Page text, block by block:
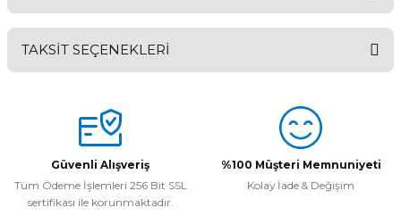
TAKSİT SEÇENEKLERİ
Güvenli Alışveriş
Tüm Ödeme İşlemleri 256 Bit SSL
sertifikası ile korunmaktadır.
%100 Müşteri Memnuniyeti
Kolay İade & Değişim